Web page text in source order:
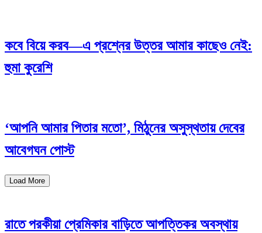
কবে বিয়ে করব—এ প্রশ্নের উত্তর আমার কাছেও নেই:
হুমা কুরেশি
‘আপনি আমার পিতার মতো’, মিঠুনের অসুস্থতায় দেবের
আবেগঘন পোস্ট
Load More
রাতে পরকীয়া প্রেমিকার বাড়িতে আপত্তিকর অবস্থায়